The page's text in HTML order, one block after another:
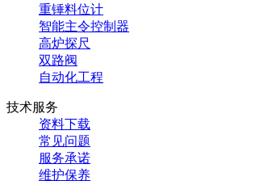
重锤料位计
智能主令控制器
高炉探尺
双路阀
自动化工程
技术服务
资料下载
常见问题
服务承诺
维护保养